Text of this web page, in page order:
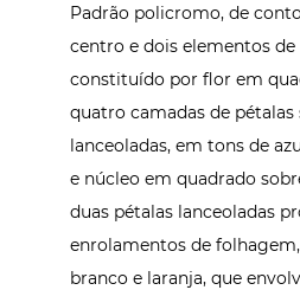
Padrão policromo, de
centro e dois elementos
constituído por flor em
quatro camadas de
lanceoladas, em tons de
e núcleo em quadrado
duas pétalas lanceoladas
enrolamentos de
branco e laranja, que